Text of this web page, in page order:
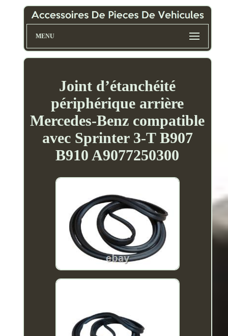
MENU
Joint d’étanchéité
périphérique arrière
Mercedes-Benz compatible
avec Sprinter 3-T B907
B910 A9077250300